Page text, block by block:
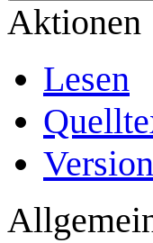
Aktionen
Lesen